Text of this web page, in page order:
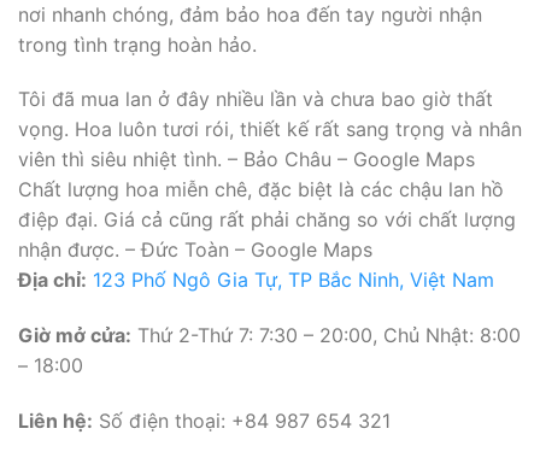
nơi nhanh chóng, đảm bảo hoa đến tay người nhận
trong tình trạng hoàn hảo.
Tôi đã mua lan ở đây nhiều lần và chưa bao giờ thất
vọng. Hoa luôn tươi rói, thiết kế rất sang trọng và nhân
viên thì siêu nhiệt tình. – Bảo Châu – Google Maps
Chất lượng hoa miễn chê, đặc biệt là các chậu lan hồ
điệp đại. Giá cả cũng rất phải chăng so với chất lượng
nhận được. – Đức Toàn – Google Maps
Địa chỉ: 123 Phố Ngô Gia Tự, TP Bắc Ninh, Việt Nam
Giờ mở cửa: Thứ 2-Thứ 7: 7:30 – 20:00, Chủ Nhật: 8:00
– 18:00
Liên hệ: Số điện thoại: +84 987 654 321